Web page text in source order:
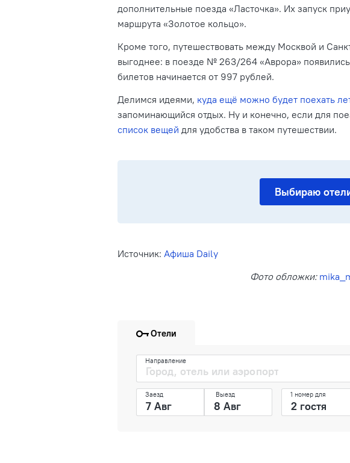
дополнительные поезда «Ласточка». Их запуск
маршрута «Золотое кольцо».
Кроме того, путешествовать между Москвой и
выгоднее: в поезде № 263/264 «Аврора»
билетов начинается от 997 рублей.
Делимся идеями, куда ещё можно будет поехать
запоминающийся отдых. Ну и конечно, если для
список вещей для удобства в таком путешествии.
Выбираю
Источник: Афиша Daily
Фото обложки:
Отели
Направление
Заезд Выезд 1 номер для